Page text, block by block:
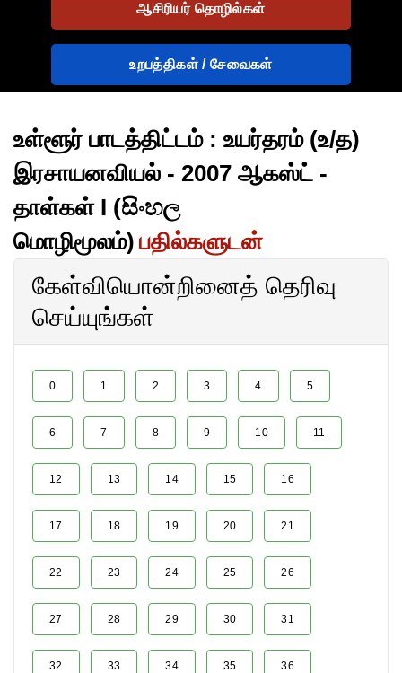
ஆசிரியர் தொழில்கள்
உறபத்திகள் / சேவைகள்
உள்ளூர் பாடத்திட்டம் : உயர்தரம் (உ/த)
இரசாயனவியல் - 2007 ஆகஸ்ட் -
தாள்கள் I (සිංහල
மொழிமூலம்) பதில்களுடன்
கேள்வியொன்றினைத் தெரிவு
செய்யுங்கள்
0 1 2 3 4 5
6 7 8 9 10 11
12 13 14 15 16
17 18 19 20 21
22 23 24 25 26
27 28 29 30 31
32 33 34 35 36